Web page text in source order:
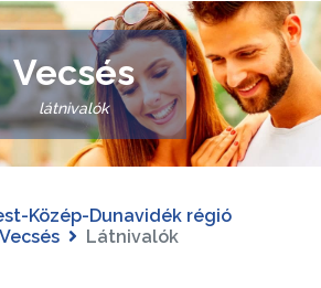
Vecsés
látnivalók
Közép-Dunavidék régió
Vecsés Látnivalók